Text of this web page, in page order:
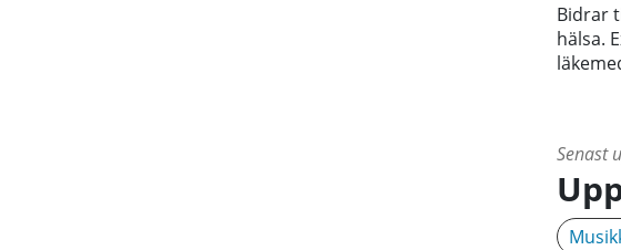
Bidrar
hälsa.
Senast